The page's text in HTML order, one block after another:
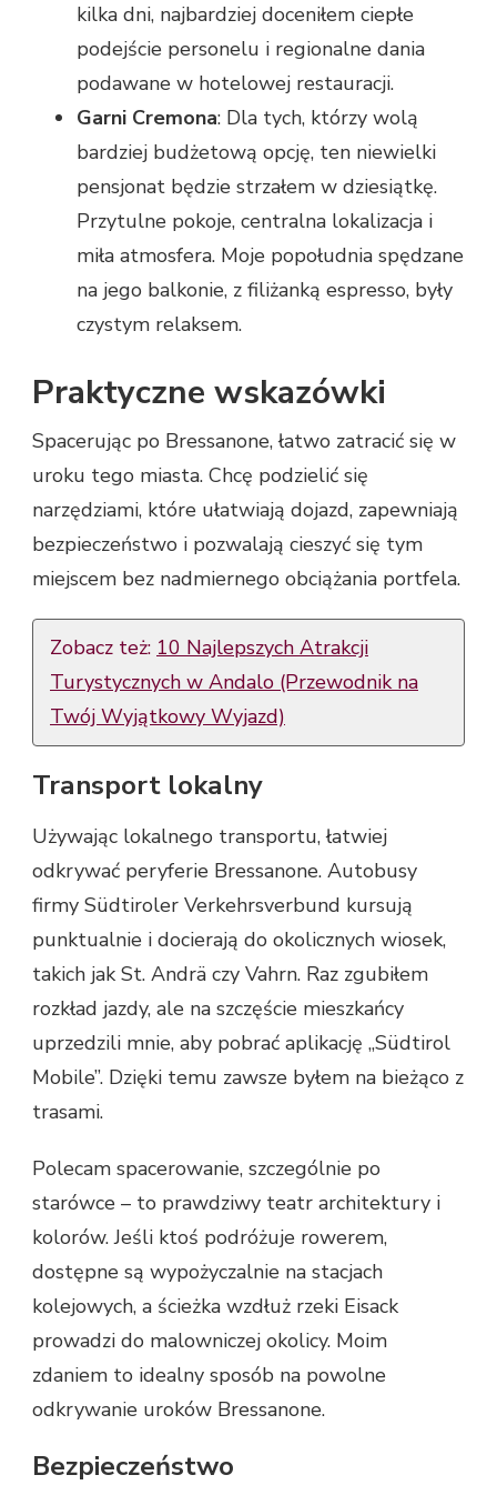
kilka dni, najbardziej doceniłem ciepłe
podejście personelu i regionalne dania
podawane w hotelowej restauracji.
Garni Cremona: Dla tych, którzy wolą
bardziej budżetową opcję, ten niewielki
pensjonat będzie strzałem w dziesiątkę.
Przytulne pokoje, centralna lokalizacja i
miła atmosfera. Moje popołudnia spędzane
na jego balkonie, z filiżanką espresso, były
czystym relaksem.
Praktyczne wskazówki
Spacerując po Bressanone, łatwo zatracić się w
uroku tego miasta. Chcę podzielić się
narzędziami, które ułatwiają dojazd, zapewniają
bezpieczeństwo i pozwalają cieszyć się tym
miejscem bez nadmiernego obciążania portfela.
Zobacz też: 10 Najlepszych Atrakcji
Turystycznych w Andalo (Przewodnik na
Twój Wyjątkowy Wyjazd)
Transport lokalny
Używając lokalnego transportu, łatwiej
odkrywać peryferie Bressanone. Autobusy
firmy Südtiroler Verkehrsverbund kursują
punktualnie i docierają do okolicznych wiosek,
takich jak St. Andrä czy Vahrn. Raz zgubiłem
rozkład jazdy, ale na szczęście mieszkańcy
uprzedzili mnie, aby pobrać aplikację „Südtirol
Mobile”. Dzięki temu zawsze byłem na bieżąco z
trasami.
Polecam spacerowanie, szczególnie po
starówce – to prawdziwy teatr architektury i
kolorów. Jeśli ktoś podróżuje rowerem,
dostępne są wypożyczalnie na stacjach
kolejowych, a ścieżka wzdłuż rzeki Eisack
prowadzi do malowniczej okolicy. Moim
zdaniem to idealny sposób na powolne
odkrywanie uroków Bressanone.
Bezpieczeństwo